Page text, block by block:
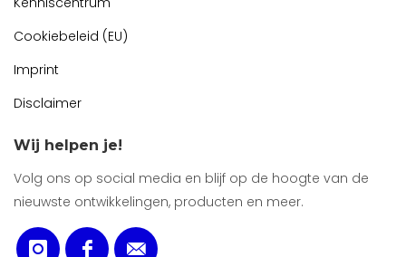
Cookiebeleid (EU)
Imprint
Disclaimer
Wij helpen je!
Volg ons op social media en blijf op de hoogte van de
nieuwste ontwikkelingen, producten en meer.